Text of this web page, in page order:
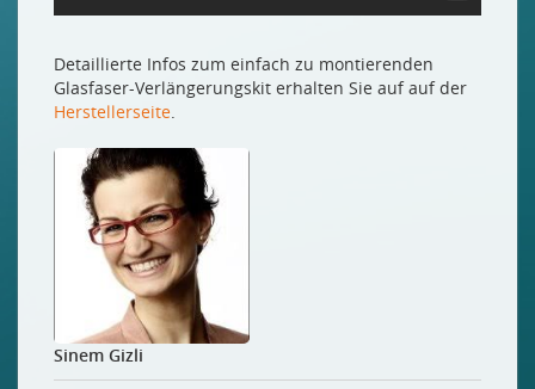
Detaillierte Infos zum einfach zu montierenden
Glasfaser-Verlängerungskit erhalten Sie auf auf der
Herstellerseite
Sinem Gizli